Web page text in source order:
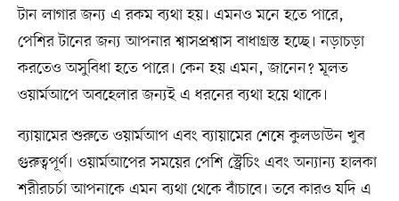
টান লাগার জন্য এ রকম ব্যথা হয়। এমনও মনে হতে পারে,
পেশির টানের জন্য আপনার শ্বাসপ্রশ্বাস বাধাগ্রস্ত হচ্ছে। নড়াচড়া
করতেও অসুবিধা হতে পারে। কেন হয় এমন, জানেন? মূলত
ওয়ার্মআপে অবহেলার জন্যই এ ধরনের ব্যথা হয়ে থাকে।
ব্যায়ামের শুরুতে ওয়ার্মআপ এবং ব্যায়ামের শেষে কুলডাউন খুব
গুরুত্বপূর্ণ। ওয়ার্মআপের সময়ের পেশি স্ট্রেচিং এবং অন্যান্য হালকা
শরীরচর্চা আপনাকে এমন ব্যথা থেকে বাঁচাবে। তবে কারও যদি এ